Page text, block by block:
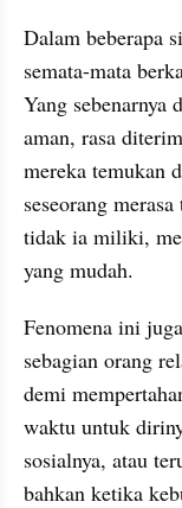
Dalam beberapa
semata-mata
Yang sebenarnya
aman, rasa
mereka temukan
seseorang
tidak ia miliki,
yang mudah.
Fenomena ini
sebagian orang
demi
waktu untuk
sosialnya, atau
bahkan ketika